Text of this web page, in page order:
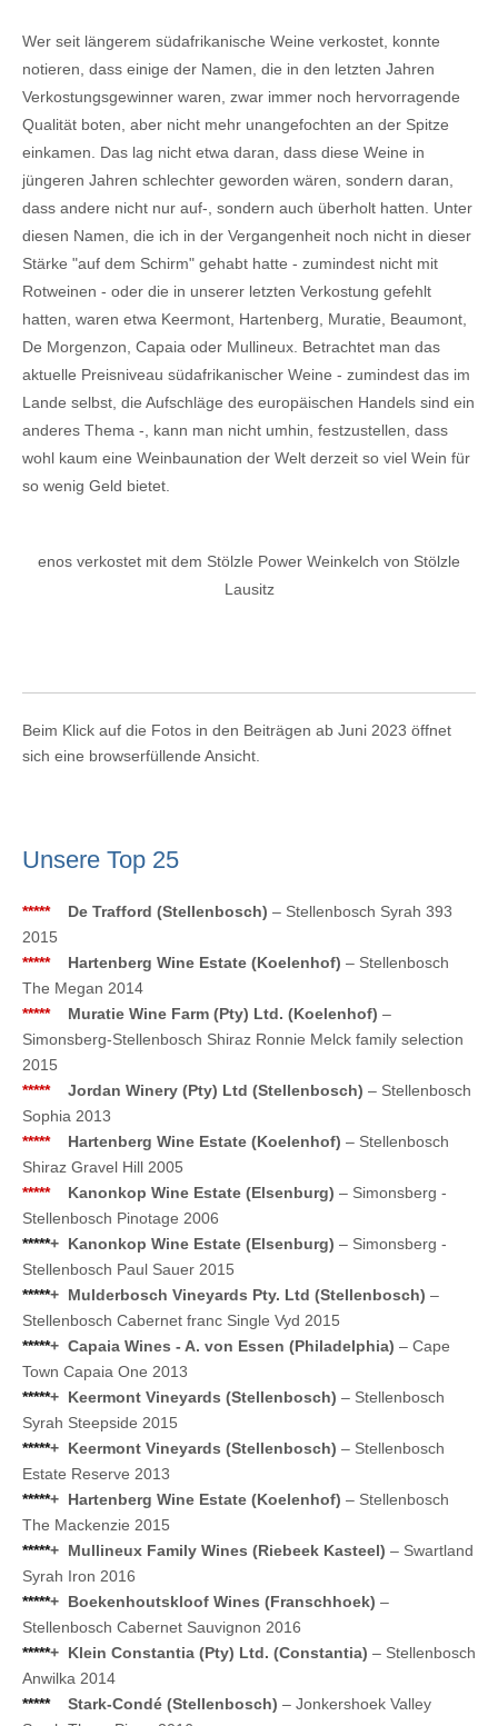
Wer seit längerem südafrikanische Weine verkostet, konnte
notieren, dass einige der Namen, die in den letzten Jahren
Verkostungsgewinner waren, zwar immer noch hervorragende
Qualität boten, aber nicht mehr unangefochten an der Spitze
einkamen. Das lag nicht etwa daran, dass diese Weine in
jüngeren Jahren schlechter geworden wären, sondern daran,
dass andere nicht nur auf-, sondern auch überholt hatten. Unter
diesen Namen, die ich in der Vergangenheit noch nicht in dieser
Stärke "auf dem Schirm" gehabt hatte - zumindest nicht mit
Rotweinen - oder die in unserer letzten Verkostung gefehlt
hatten, waren etwa Keermont, Hartenberg, Muratie, Beaumont,
De Morgenzon, Capaia oder Mullineux. Betrachtet man das
aktuelle Preisniveau südafrikanischer Weine - zumindest das im
Lande selbst, die Aufschläge des europäischen Handels sind ein
anderes Thema -, kann man nicht umhin, festzustellen, dass
wohl kaum eine Weinbaunation der Welt derzeit so viel Wein für
so wenig Geld bietet.
enos verkostet mit dem Stölzle Power Weinkelch von Stölzle
Lausitz
Beim Klick auf die Fotos in den Beiträgen ab Juni 2023 öffnet
sich eine browserfüllende Ansicht.
Unsere Top 25
***** De Trafford (Stellenbosch) – Stellenbosch Syrah 393
2015
*****
Hartenberg Wine Estate (Koelenhof) – Stellenbosch
The Megan 2014
*****
Muratie Wine Farm (Pty) Ltd. (Koelenhof) –
Simonsberg-Stellenbosch Shiraz Ronnie Melck family selection
2015
*****
Jordan Winery (Pty) Ltd (Stellenbosch) – Stellenbosch
Sophia 2013
*****
Hartenberg Wine Estate (Koelenhof) – Stellenbosch
Shiraz Gravel Hill 2005
*****
Kanonkop Wine Estate (Elsenburg) – Simonsberg -
Stellenbosch Pinotage 2006
*****+ Kanonkop Wine Estate (Elsenburg) – Simonsberg -
Stellenbosch Paul Sauer 2015
*****+ Mulderbosch Vineyards Pty. Ltd (Stellenbosch) –
Stellenbosch Cabernet franc Single Vyd 2015
*****+ Capaia Wines - A. von Essen (Philadelphia) – Cape
Town Capaia One 2013
*****+ Keermont Vineyards (Stellenbosch) – Stellenbosch
Syrah Steepside 2015
*****+ Keermont Vineyards (Stellenbosch) – Stellenbosch
Estate Reserve 2013
*****+ Hartenberg Wine Estate (Koelenhof) – Stellenbosch
The Mackenzie 2015
*****+ Mullineux Family Wines (Riebeek Kasteel) – Swartland
Syrah Iron 2016
*****+ Boekenhoutskloof Wines (Franschhoek) –
Stellenbosch Cabernet Sauvignon 2016
*****+ Klein Constantia (Pty) Ltd. (Constantia) – Stellenbosch
Anwilka 2014
*****
Stark-Condé (Stellenbosch) – Jonkershoek Valley